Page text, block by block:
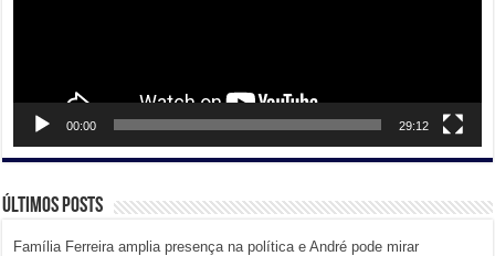
00:00 29:12
Últimos posts
Família Ferreira amplia presença na política e André pode mirar